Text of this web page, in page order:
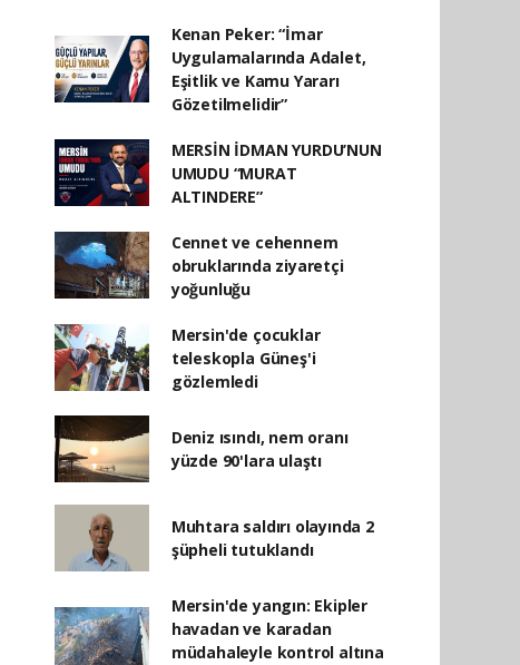
Kenan Peker: “İmar
Uygulamalarında Adalet,
Eşitlik ve Kamu Yararı
Gözetilmelidir”
MERSİN İDMAN YURDU’NUN
UMUDU “MURAT
ALTINDERE”
Cennet ve cehennem
obruklarında ziyaretçi
yoğunluğu
Mersin'de çocuklar
teleskopla Güneş'i
gözlemledi
Deniz ısındı, nem oranı
yüzde 90'lara ulaştı
Muhtara saldırı olayında 2
şüpheli tutuklandı
Mersin'de yangın: Ekipler
havadan ve karadan
müdahaleyle kontrol altına